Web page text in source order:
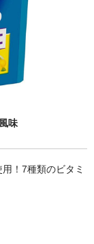
味
！7種類のビタミ